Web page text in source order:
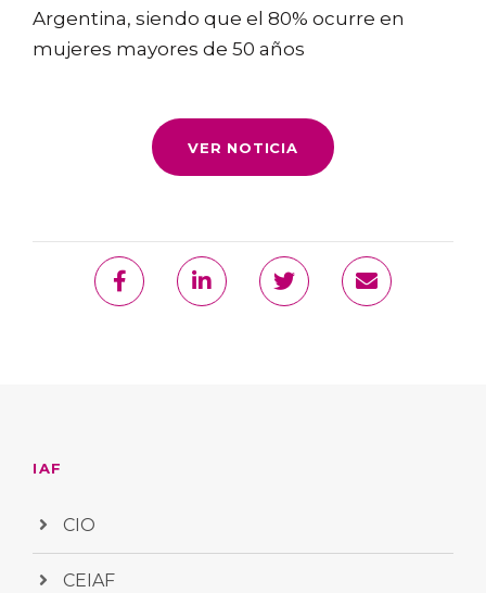
Argentina, siendo que el 80% ocurre en
mujeres mayores de 50 años
VER NOTICIA
IAF
CIO
CEIAF